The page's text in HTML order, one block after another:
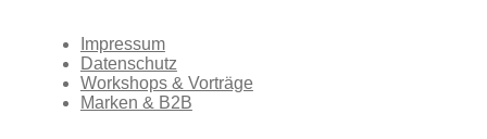
Impressum
Datenschutz
Workshops & Vorträge
Marken & B2B